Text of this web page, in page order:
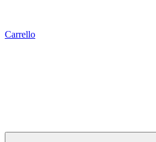
Carrello